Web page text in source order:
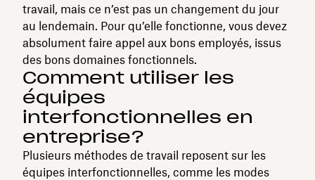
travail, mais ce n’est pas un changement du jour
au lendemain. Pour qu’elle fonctionne, vous devez
absolument faire appel aux bons employés, issus
des bons domaines fonctionnels.
Comment utiliser les
équipes
interfonctionnelles en
entreprise?
Plusieurs méthodes de travail reposent sur les
équipes interfonctionnelles, comme les modes